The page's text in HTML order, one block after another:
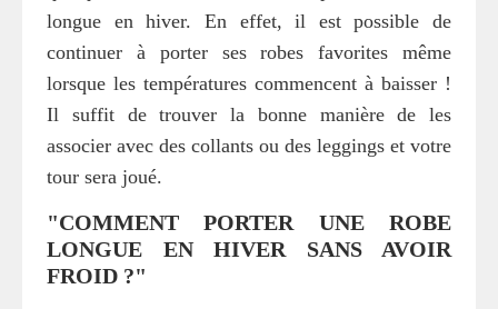
longue en hiver. En effet, il est possible de
continuer à porter ses robes favorites même
lorsque les températures commencent à baisser !
Il suffit de trouver la bonne manière de les
associer avec des collants ou des leggings et votre
tour sera joué.
"COMMENT PORTER UNE ROBE
LONGUE EN HIVER SANS AVOIR
FROID ?"